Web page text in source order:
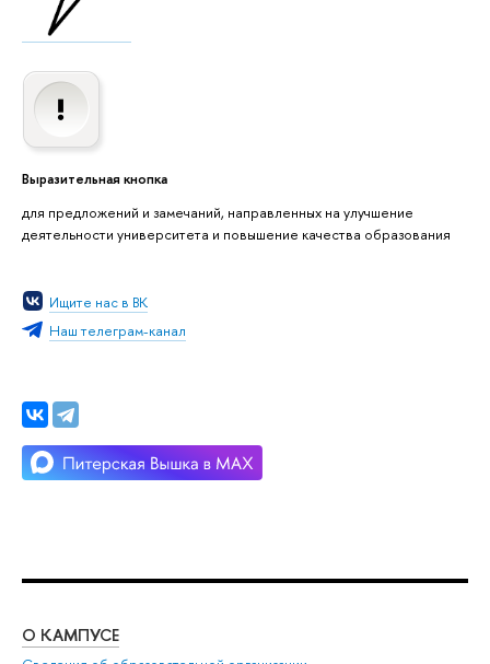
Выразительная кнопка
для предложений и замечаний, направленных на улучшение
деятельности университета и повышение качества образования
Ищите нас в ВК
Наш телеграм-канал
О КАМПУСЕ